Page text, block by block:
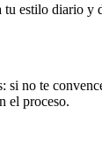
tu estilo diario y
si no te
el proceso.